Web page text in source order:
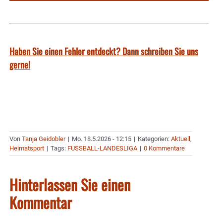
Haben Sie einen Fehler entdeckt? Dann schreiben Sie uns
gerne!
Von Tanja Geidobler | Mo. 18.5.2026 - 12:15 | Kategorien: Aktuell ,
Heimatsport | Tags: FUSSBALL-LANDESLIGA | 0 Kommentare
Hinterlassen Sie einen
Kommentar